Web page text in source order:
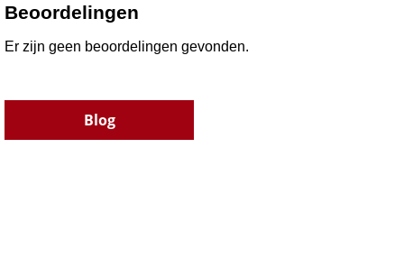
Beoordelingen
Er zijn geen beoordelingen gevonden.
Blog